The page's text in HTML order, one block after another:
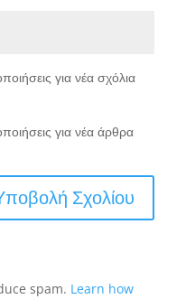
για νέα σχόλια
για νέα άρθρα
spam. Learn how